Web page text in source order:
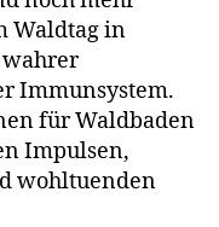
Waldtag in
wahrer
Immunsystem.
für Waldbaden
Impulsen,
wohltuenden